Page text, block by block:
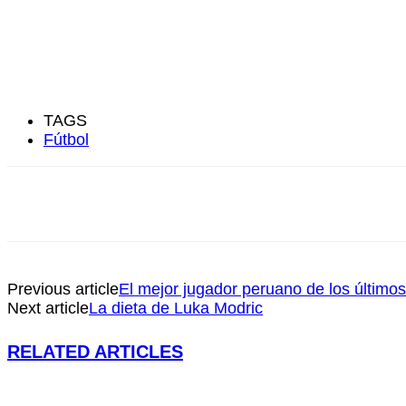
TAGS
Fútbol
Previous articleEl mejor jugador peruano de los
Next articleLa dieta de Luka Modric
RELATED ARTICLES